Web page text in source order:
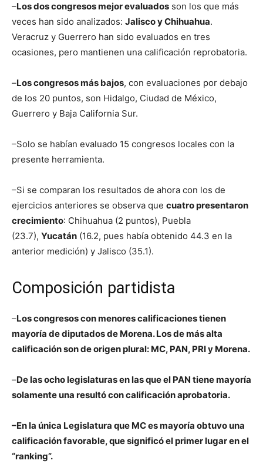
–Los dos congresos mejor evaluados son los que más
veces han sido analizados: Jalisco y Chihuahua.
Veracruz y Guerrero han sido evaluados en tres
ocasiones, pero mantienen una calificación reprobatoria.
–Los congresos más bajos, con evaluaciones por debajo
de los 20 puntos, son Hidalgo, Ciudad de México,
Guerrero y Baja California Sur.
–Solo se habían evaluado 15 congresos locales con la
presente herramienta.
–Si se comparan los resultados de ahora con los de
ejercicios anteriores se observa que cuatro presentaron
crecimiento: Chihuahua (2 puntos), Puebla
(23.7), Yucatán (16.2, pues había obtenido 44.3 en la
anterior medición) y Jalisco (35.1).
Composición partidista
–Los congresos con menores calificaciones tienen
mayoría de diputados de Morena. Los de más alta
calificación son de origen plural: MC, PAN, PRI y Morena.
–De las ocho legislaturas en las que el PAN tiene mayoría
solamente una resultó con calificación aprobatoria.
–En la única Legislatura que MC es mayoría obtuvo una
calificación favorable, que significó el primer lugar en el
“ranking”.